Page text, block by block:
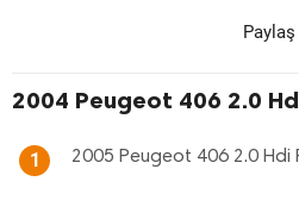
Paylaş
2004 Peugeot 406 2.0
1 2005 Peugeot 406 2.0 Hdi